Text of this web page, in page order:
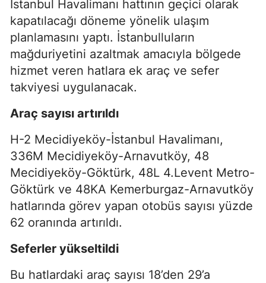
İstanbul Havalimanı hattının geçici olarak
kapatılacağı döneme yönelik ulaşım
planlamasını yaptı. İstanbulluların
mağduriyetini azaltmak amacıyla bölgede
hizmet veren hatlara ek araç ve sefer
takviyesi uygulanacak.
Araç sayısı artırıldı
H-2 Mecidiyeköy-İstanbul Havalimanı,
336M Mecidiyeköy-Arnavutköy, 48
Mecidiyeköy-Göktürk, 48L 4.Levent Metro-
Göktürk ve 48KA Kemerburgaz-Arnavutköy
hatlarında görev yapan otobüs sayısı yüzde
62 oranında artırıldı.
Seferler yükseltildi
Bu hatlardaki araç sayısı 18’den 29’a